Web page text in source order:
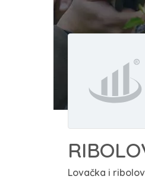
Lovačka i